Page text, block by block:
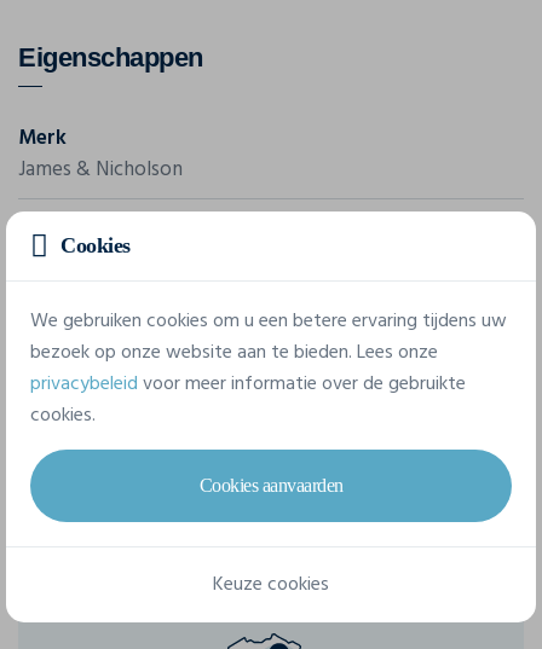
Eigenschappen
Merk
James & Nicholson
Referentie
JN 187
4 beschikbare maten
Cookies
We gebruiken cookies om u een betere ervaring tijdens uw
bezoek op onze website aan te bieden. Lees onze
privacybeleidvoor meer informatie over de gebruikte
cookies.
Cookies aanvaarden
Keuze cookies